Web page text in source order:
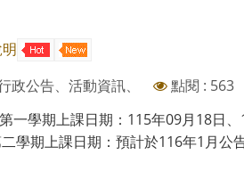
政公告、活動資訊、
點閱 : 563
一學期上課日期：115年09月18日
學期上課日期：預計於116年1月公